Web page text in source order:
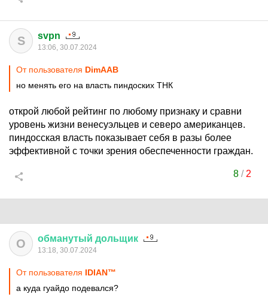
S svpn
13:06, 30.07.2024
От пользователя DimAAB
но менять его на власть пиндоских ТНК
открой любой рейтинг по любому признаку и сравни
уровень жизни венесуэльцев и северо американцев.
пиндосская власть показывает себя в разы более
эффективной с точки зрения обеспеченности граждан.
8/ 2
О обманутый дольщик
13:18, 30.07.2024
От пользователя IDIАN™
а куда гуайдо подевался?